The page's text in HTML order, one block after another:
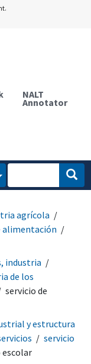
NALT
Annotator
agrícola
alimentación
industria
de los
servicio de
y estructura
servicio